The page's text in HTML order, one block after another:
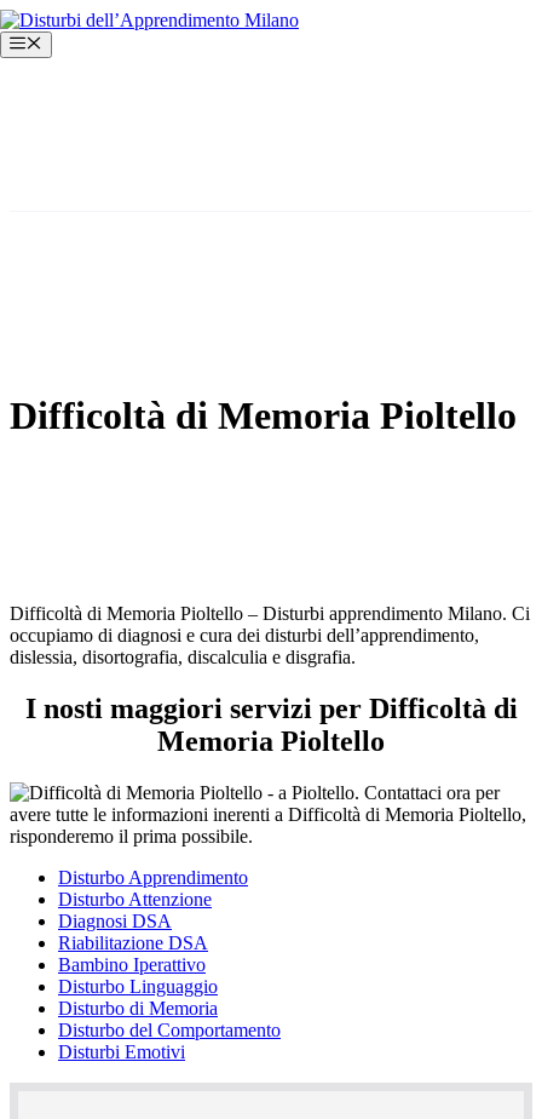
Vai
al
contenuto
Menu
Difficoltà di Memoria Pioltello
Difficoltà di Memoria Pioltello – Disturbi apprendimento Milano. Ci
occupiamo di diagnosi e cura dei disturbi dell’apprendimento,
dislessia, disortografia, discalculia e disgrafia.
I nosti maggiori servizi per Difficoltà di
Memoria Pioltello
Disturbo Apprendimento
Disturbo Attenzione
Diagnosi DSA
Riabilitazione DSA
Bambino Iperattivo
Disturbo Linguaggio
Disturbo di Memoria
Disturbo del Comportamento
Disturbi Emotivi